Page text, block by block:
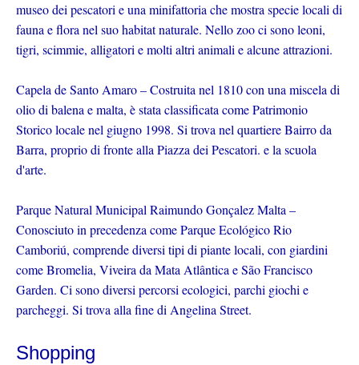
museo dei pescatori e una minifattoria che mostra specie locali di
fauna e flora nel suo habitat naturale. Nello zoo ci sono leoni,
tigri, scimmie, alligatori e molti altri animali e alcune attrazioni.
Capela de Santo Amaro – Costruita nel 1810 con una miscela di
olio di balena e malta, è stata classificata come Patrimonio
Storico locale nel giugno 1998. Si trova nel quartiere Bairro da
Barra, proprio di fronte alla Piazza dei Pescatori. e la scuola
d'arte.
Parque Natural Municipal Raimundo Gonçalez Malta –
Conosciuto in precedenza come Parque Ecológico Rio
Camboriú, comprende diversi tipi di piante locali, con giardini
come Bromelia, Viveira da Mata Atlântica e São Francisco
Garden. Ci sono diversi percorsi ecologici, parchi giochi e
parcheggi. Si trova alla fine di Angelina Street.
Shopping